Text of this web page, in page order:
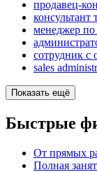
продавец-
консультант
менеджер
сотрудник с
sales
Показать ещё
Быстрые
От прямых
Полная